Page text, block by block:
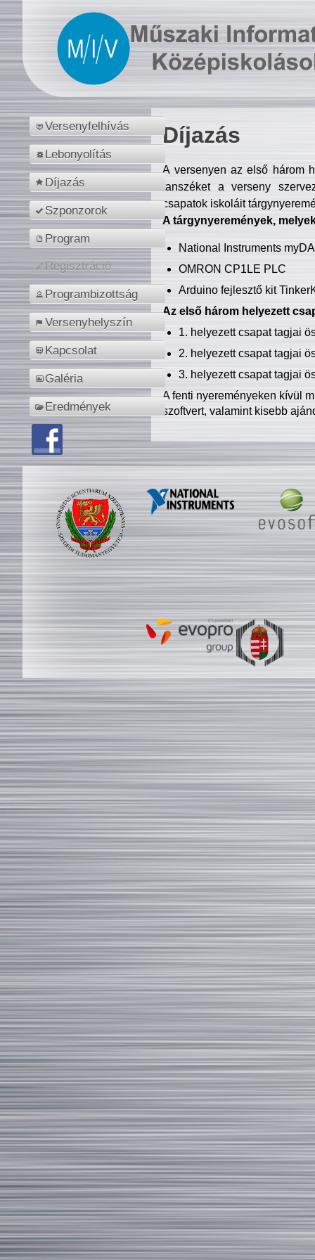
Versenyfelhívás
Lebonyolítás
Díjazás
Szponzorok
Program
Regisztráció
Programbizottság
Versenyhelyszín
Kapcsolat
Galéria
Eredmények
Díjazás
A versenyen az első három
tanszéket a verseny
csapatok iskoláit
A tárgynyeremények,
National Instruments
OMRON CP1LE PLC
Arduino fejlesztő kit
Az első három helyezett
1. helyezett csapat tagjai
2. helyezett csapat tagjai
3. helyezett csapat tagjai
A fenti nyereményeken kívül
szoftvert, valamint kisebb